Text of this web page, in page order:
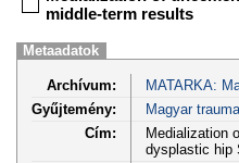
middle-term results
Metaadatok
Archívum:
MATARKA:
Gyűjtemény:
Magyar
Cím:
Medialization
dysplastic hip